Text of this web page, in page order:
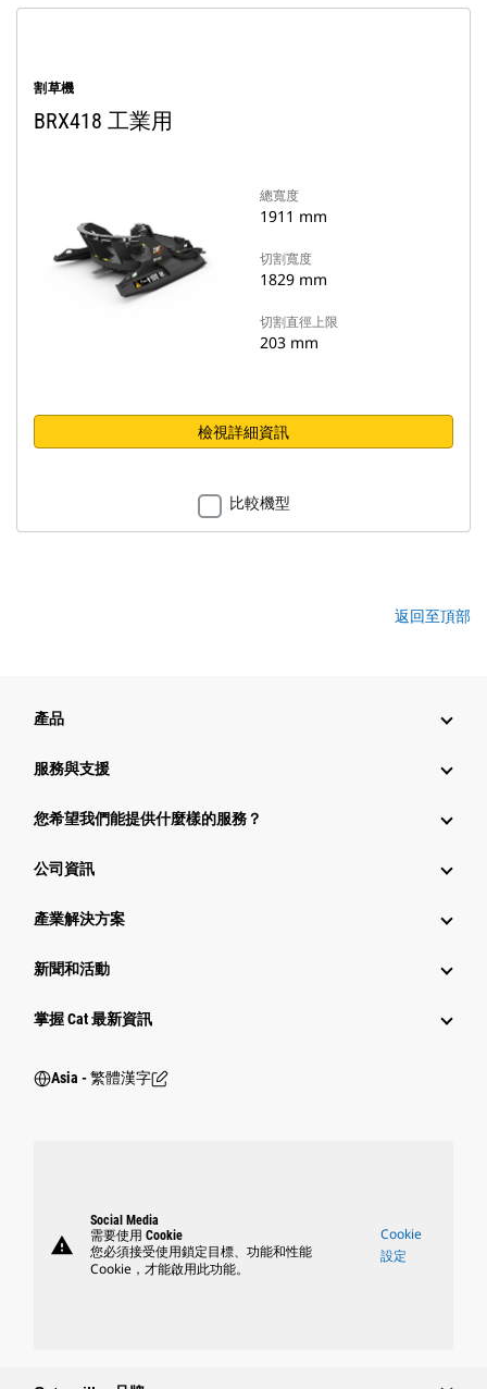
割草機
BRX418 工業用
總寬度
1911 mm
切割寬度
1829 mm
切割直徑上限
203 mm
檢視詳細資訊
比較機型
返回至頂部
產品
服務與支援
您希望我們能提供什麼樣的服務？
公司資訊
產業解決方案
新聞和活動
掌握 Cat 最新資訊
Asia - 繁體漢字
warning
Social Media
需要使用 Cookie
您必須接受使用鎖定目標、功能和性能
Cookie，才能啟用此功能。
Cookie
設定